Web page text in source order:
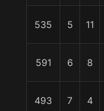
535 5 11
591 6 8
493 7 4